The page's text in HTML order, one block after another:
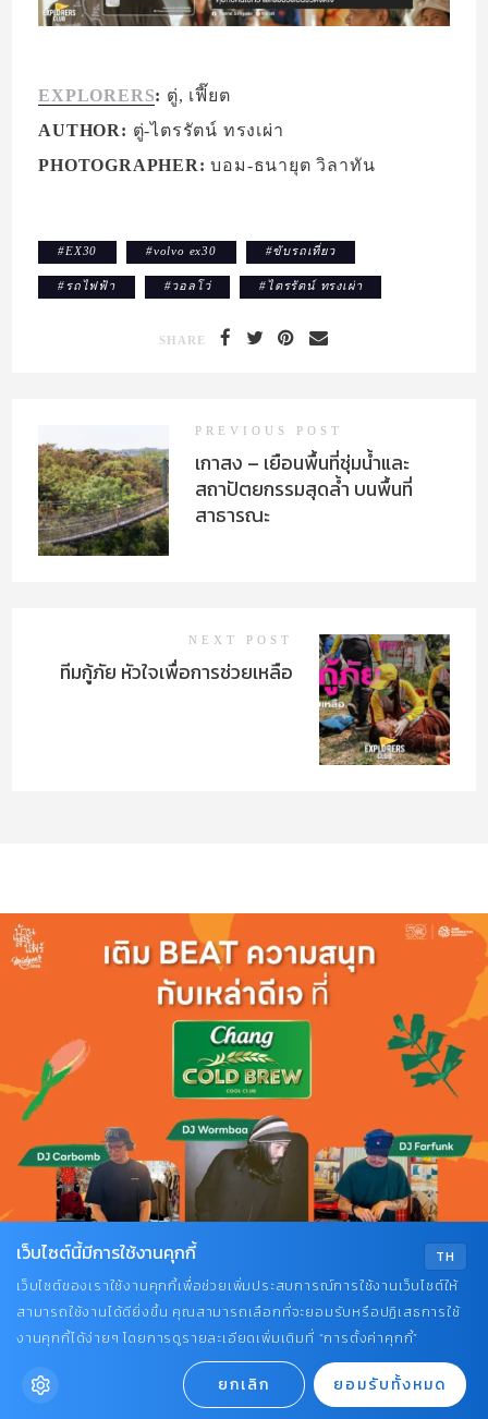
EXPLORERS: ตู่, เฟี๊ยต
AUTHOR: ตู่-ไตรรัตน์ ทรงเผ่า
PHOTOGRAPHER:บอม-ธนายุต วิลาทัน
#EX30 #volvo ex30 #ขับรถเที่ยว
#รถไฟฟ้า #วอลโว่ #ไตรรัตน์ ทรงเผ่า
SHARE
PREVIOUS POST
เกาสง – เยือนพื้นที่ชุ่มน้ำและ
สถาปัตยกรรมสุดล้ำ บนพื้นที่
สาธารณะ
NEXT POST
ทีมกู้ภัย หัวใจเพื่อการช่วยเหลือ
TH
เว็บไซต์นี้มีการใช้งานคุกกี้
เว็บไซต์ของเราใช้งานคุกกี้เพื่อช่วยเพิ่มประสบการณ์การใช้งานเว็บไซต์ให้
สามารถใช้งานได้ดียิ่งขึ้น คุณสามารถเลือกที่จะยอมรับหรือปฏิเสธการใช้
งานคุกกี้ได้ง่ายๆ โดยการดูรายละเอียดเพิ่มเติมที่ “การตั้งค่าคุกกี้”
ยกเลิก ยอมรับทั้งหมด